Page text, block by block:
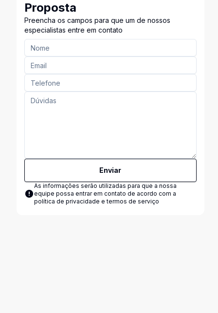
Proposta
Preencha os campos para que um de nossos
especialistas entre em contato
Enviar
As informações serão utilizadas para que a nossa
equipe possa entrar em contato de acordo com a
política de privacidade e termos de serviço